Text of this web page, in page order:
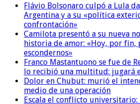
Flávio Bolsonaro culpó a Lula
Argentina y a su «política
confrontación»
Camilota presentó a su nueva
historia de amor: «Hoy, por fin,
escondernos»
Franco Mastantuono se fue de
lo recibió una multitud: jugará
Dolor en Chubut: murió el
medio de una operación
Escala el conflicto